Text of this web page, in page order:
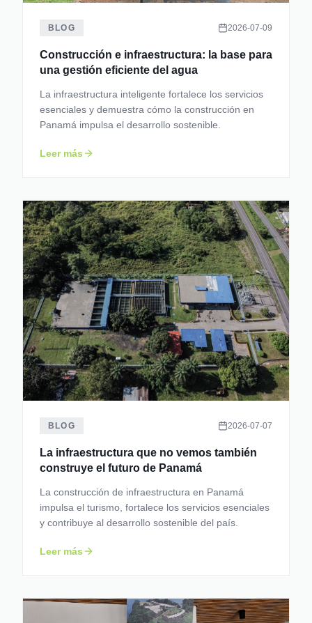
BLOG 2026-07-09
Construcción e infraestructura: la base para
una gestión eficiente del agua
La infraestructura inteligente fortalece los servicios
esenciales y demuestra cómo la construcción en
Panamá impulsa el desarrollo sostenible.
Leer más
BLOG 2026-07-07
La infraestructura que no vemos también
construye el futuro de Panamá
La construcción de infraestructura en Panamá
impulsa el turismo, fortalece los servicios esenciales
y contribuye al desarrollo sostenible del país.
Leer más